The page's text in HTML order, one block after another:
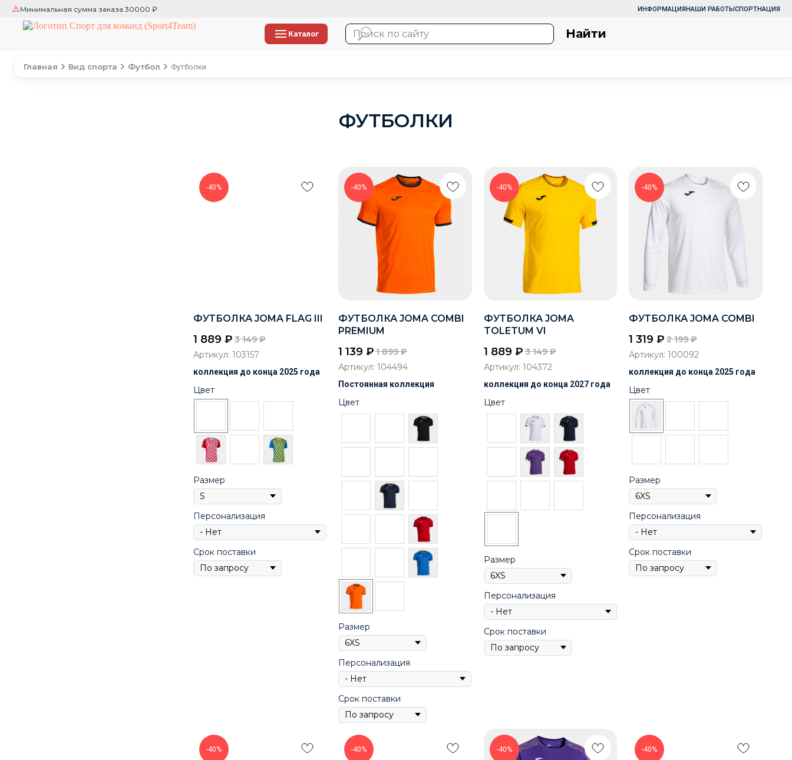
Минимальная сумма заказа 30000 ₽ ИНФОРМАЦИЯНАШИ РАБОТЫСПОРТНАЦИЯ
Каталог Найти
Главная Вид спорта Футбол Футболки
ФУТБОЛКИ
-40%
ФУТБОЛКА JOMA FLAG III
1 889 ₽ 3 149 ₽
Артикул: 103157
коллекция до конца 2025 года
Цвет
Размер
Персонализация
Срок поставки
-40%
ФУТБОЛКА JOMA COMBI
PREMIUM
1 139 ₽ 1 899 ₽
Артикул:104494
Постоянная коллекция
Цвет
Размер
Персонализация
Срок поставки
-40%
ФУТБОЛКА JOMA
TOLETUM VI
1 889 ₽ 3 149 ₽
Артикул: 104372
коллекция до конца 2027 года
Цвет
Размер
Персонализация
Срок поставки
-40%
ФУТБОЛКА JOMA COMBI
1 319 ₽ 2 199 ₽
Артикул:100092
коллекция до конца 2025 года
Цвет
Размер
Персонализация
Срок поставки
-40% -40% -40% -40%